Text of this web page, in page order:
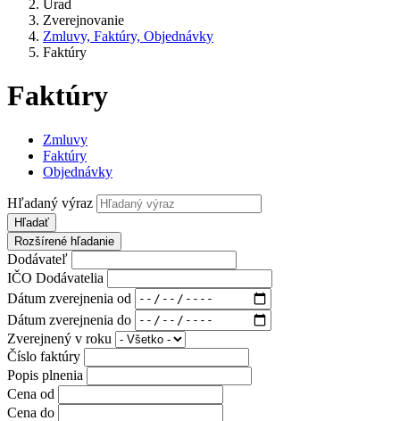
Úrad
Zverejnovanie
Zmluvy, Faktúry, Objednávky
Faktúry
Faktúry
Zmluvy
Faktúry
Objednávky
Hľadaný výraz
Hľadať
Rozšírené hľadanie
Dodávateľ
IČO Dodávatelia
Dátum zverejnenia od
Dátum zverejnenia do
Zverejnený v roku
Číslo faktúry
Popis plnenia
Cena od
Cena do